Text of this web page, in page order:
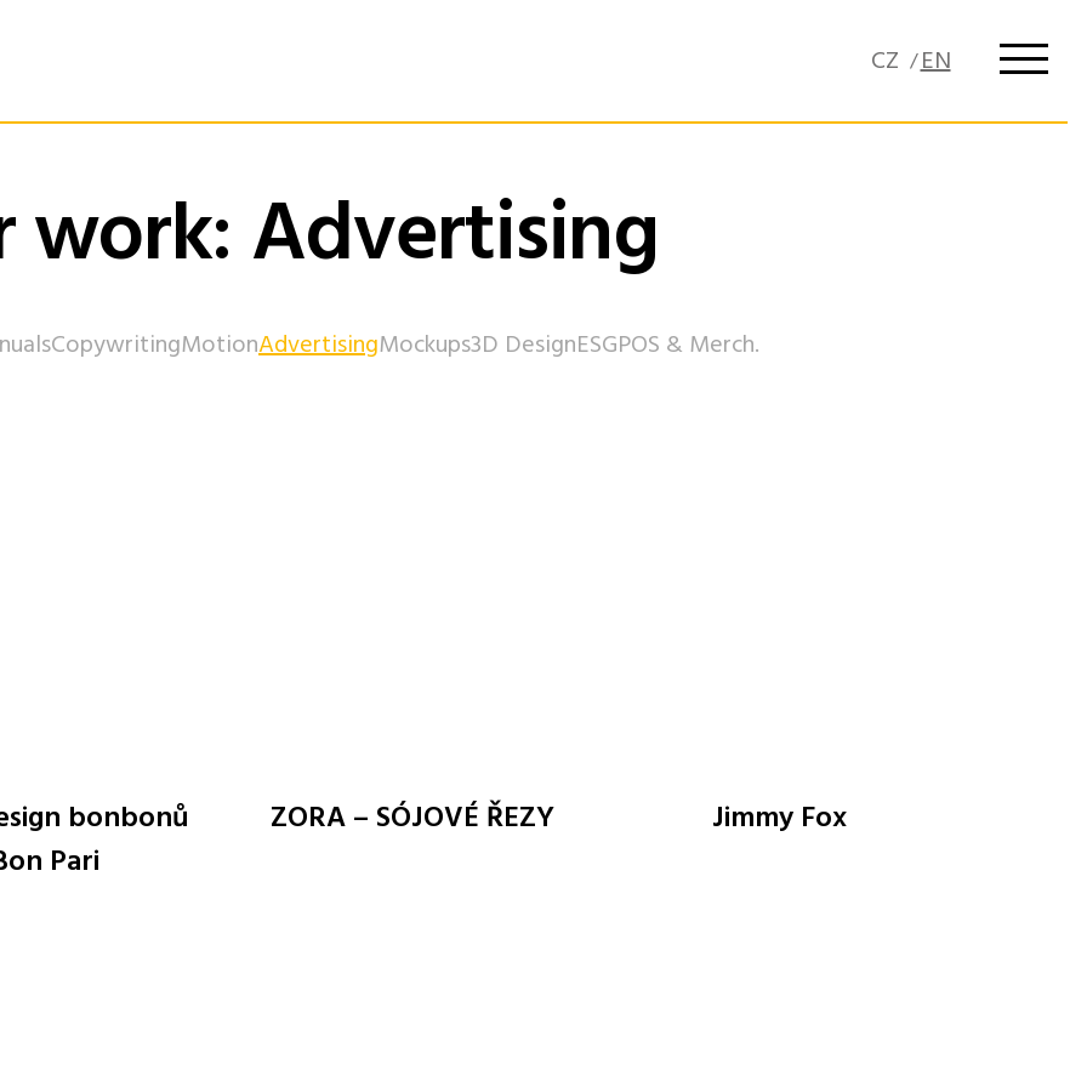
work: Advertising
CopywritingMotionAdvertisingMockups3D DesignESGPOS & Merch.
bonbonů
Pari
ZORA – SÓJOVÉ ŘEZY Jimmy Fox